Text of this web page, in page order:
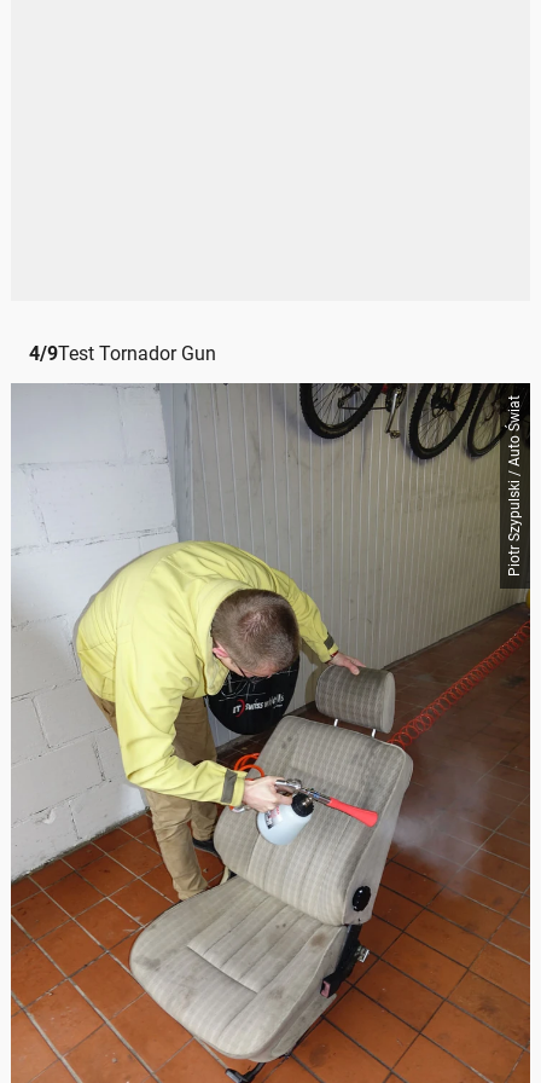
4/9Test Tornador Gun
Piotr Szypulski / Auto Świat